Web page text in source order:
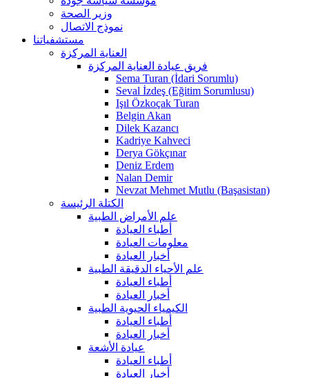
وزير الصحة
نموذج الاتصال
مستشفياتنا
العناية المركزة
فريق عيادة العناية المركزة
Sema Turan (İdari Sorumlu)
Seval İzdeş (Eğitim Sorumlusu)
Işıl Özkoçak Turan
Belgin Akan
Dilek Kazancı
Kadriye Kahveci
Derya Gökçınar
Deniz Erdem
Nalan Demir
Nevzat Mehmet Mutlu (Başasistan)
الكتلة الرئيسة
علم الأمراض الطبية
أطباء العيادة
معلومات العيادة
أخبار العيادة
علم الأحياء الدقيقة الطبية
أطباء العيادة
أخبار العيادة
الكيمياء الحيوية الطبية
أطباء العيادة
أخبار العيادة
عيادة الأشعة
أطباء العيادة
أخبار العيادة